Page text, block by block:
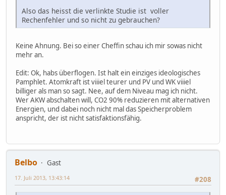
Also das heisst die verlinkte Studie ist voller
Rechenfehler und so nicht zu gebrauchen?
Keine Ahnung. Bei so einer Cheffin schau ich mir sowas nicht
mehr an.
Edit: Ok, habs überflogen. Ist halt ein einziges ideologisches
Pamphlet. Atomkraft ist viiiel teurer und PV und WK viiiel
billiger als man so sagt. Nee, auf dem Niveau mag ich nicht.
Wer AKW abschalten will, CO2 90% reduzieren mit alternativen
Energien, und dabei noch nicht mal das Speicherproblem
anspricht, der ist nicht satisfaktionsfähig.
Belbo
Gast
#208
17. Juli 2013, 13:43:14